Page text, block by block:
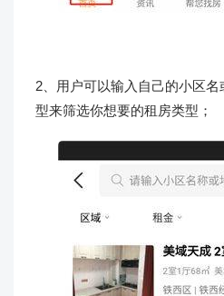
2、用户可以输入自己的小区
型来筛选你想要的租房类型；